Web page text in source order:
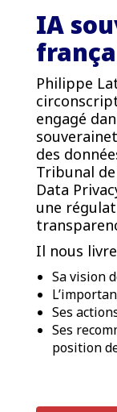
IA
Philippe
engagé
des
Tribunal
Data
une
Il nous
Sa vision
Ses
Ses
position